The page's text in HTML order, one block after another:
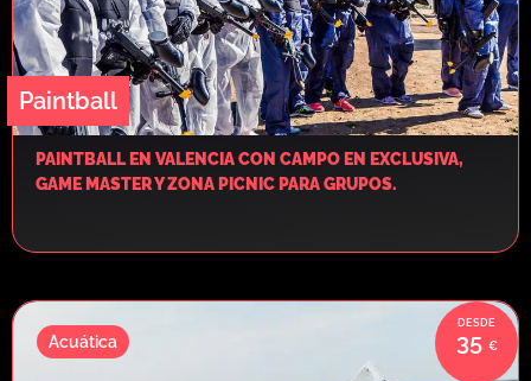
Paintball
PAINTBALL EN VALENCIA CON CAMPO EN EXCLUSIVA,
GAME MASTER Y ZONA PICNIC PARA GRUPOS.
35
Acuática